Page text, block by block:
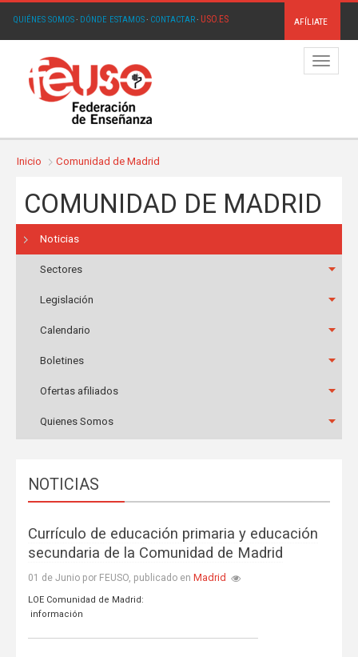
QUIÉNES SOMOS· DÓNDE ESTAMOS· CONTACTAR· USO.ES AFÍLIATE
Menú
Inicio Comunidad de Madrid
COMUNIDAD DE MADRID
Noticias
Sectores
Legislación
Calendario
Boletines
Ofertas afiliados
Quienes Somos
NOTICIAS
Currículo de educación primaria y educación
secundaria de la Comunidad de Madrid
01 de Junio por FEUSO, publicado en Madrid
LOE Comunidad de Madrid:
información